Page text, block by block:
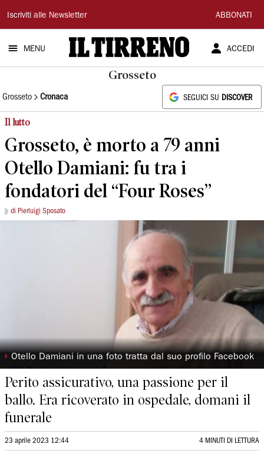
Il
Tirreno
Iscriviti alle Newsletter ABBONATI
MENU ACCEDI
Grosseto
Grosseto Cronaca SEGUICI SU DISCOVER
Il lutto
Grosseto, è morto a 79 anni
Otello Damiani: fu tra i
fondatori del “Four Roses”
di Pierluigi Sposato
◗ Otello Damiani in una foto tratta dal suo profilo Facebook
Perito assicurativo, una passione per il
ballo. Era ricoverato in ospedale, domani il
funerale
23 aprile 2023 12:44 4 MINUTI DI LETTURA